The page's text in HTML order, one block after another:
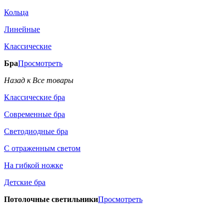
Кольца
Линейные
Классические
БраПросмотреть
Назад к Все товары
Классические бра
Современные бра
Светодиодные бра
С отраженным светом
На гибкой ножке
Детские бра
Потолочные светильникиПросмотреть